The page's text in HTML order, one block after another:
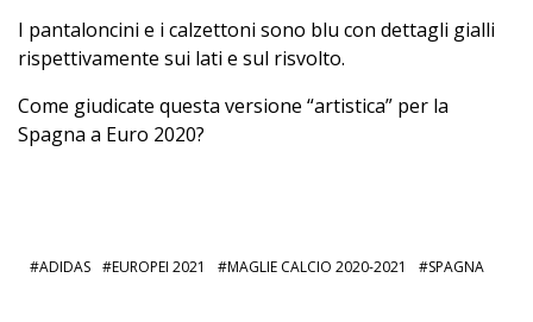
I pantaloncini e i calzettoni sono blu con dettagli gialli
rispettivamente sui lati e sul risvolto.
Come giudicate questa versione “artistica” per la
Spagna a Euro 2020?
ADIDAS EUROPEI 2021 MAGLIE CALCIO 2020-2021 SPAGNA